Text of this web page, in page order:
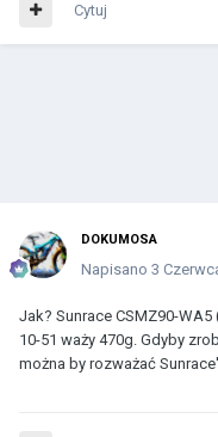
Cytuj
DOKUMOSA
Napisano 3
Jak? Sunrace CSMZ90-
10-51 waży 470g. Gdyby
można by rozważać